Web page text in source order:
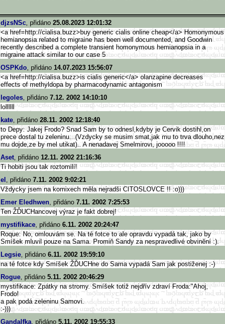
djzsNSc, přidáno 25.08.2023 12:01:32
<a href=http://cialisa.buzz>buy generic cialis online cheap</a> Homonymous
hemianopsia related to migraine has been well documented, and Goodwin
recently described a complete transient homonymous hemianopsia in a
migraine attack similar to our case 5
OSPKdo, přidáno 14.07.2023 15:56:07
<a href=http://cialisa.buzz>is cialis generic</a> olanzapine decreases
effects of methyldopa by pharmacodynamic antagonism
legoles, přidáno 7.12. 2002 14:10:10
lollllll
kate, přidáno 28.11. 2002 12:18:40
to Depy: Jakej Frodo? Snad Sam by to odnesl,kdyby je Cervik dostihl,on
prece dostal tu zeleninu...(Vzdycky se musim smat,jak mu to trva dlouho,nez
mu dojde,ze by mel utikat).. A nenadavej Smelmirovi, jooooo !!!!
Aset, přidáno 12.11. 2002 21:16:36
Ti hobiti jsou tak roztomilí!
el , přidáno 7.11. 2002 9:02:21
Vždycky jsem na komixech měla nejradši CITOSLOVCE !! :o)))
Emer Eledhwen, přidáno 7.11. 2002 7:25:53
Ten ŽĎUCHancovej výraz je fakt dobrej!
mystifikace, přidáno 6.11. 2002 20:24:47
Roque: No, omlouvám se. Na té fotce to ale opravdu vypadá tak, jako by
Smíšek mluvil pouze na Sama. Promiň Sandy za nespravedlivé obvinění :).
Legsie, přidáno 6.11. 2002 19:59:10
na té fotce kdy Smíšek ŽĎUCHne do Sama vypadá Sam jak postiženej :-)
Rogue, přidáno 5.11. 2002 20:46:29
mystifikace: Zpátky na stromy. Smíšek totiž nejdřív zdraví Froda:"Ahoj,
Frodo!
a pak podá zeleninu Samovi.
:-)))
Gandalfka, přidáno 5.11. 2002 19:55:33